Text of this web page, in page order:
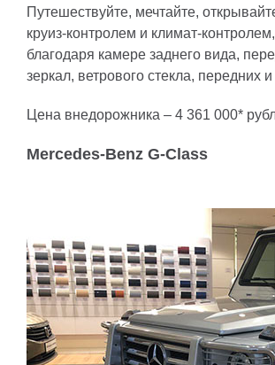
Путешествуйте, мечтайте,
круиз-контролем и климат-
благодаря камере заднего вида,
зеркал, ветрового стекла, передних
Цена внедорожника – 4 361 000*
Mercedes-Benz G-Class